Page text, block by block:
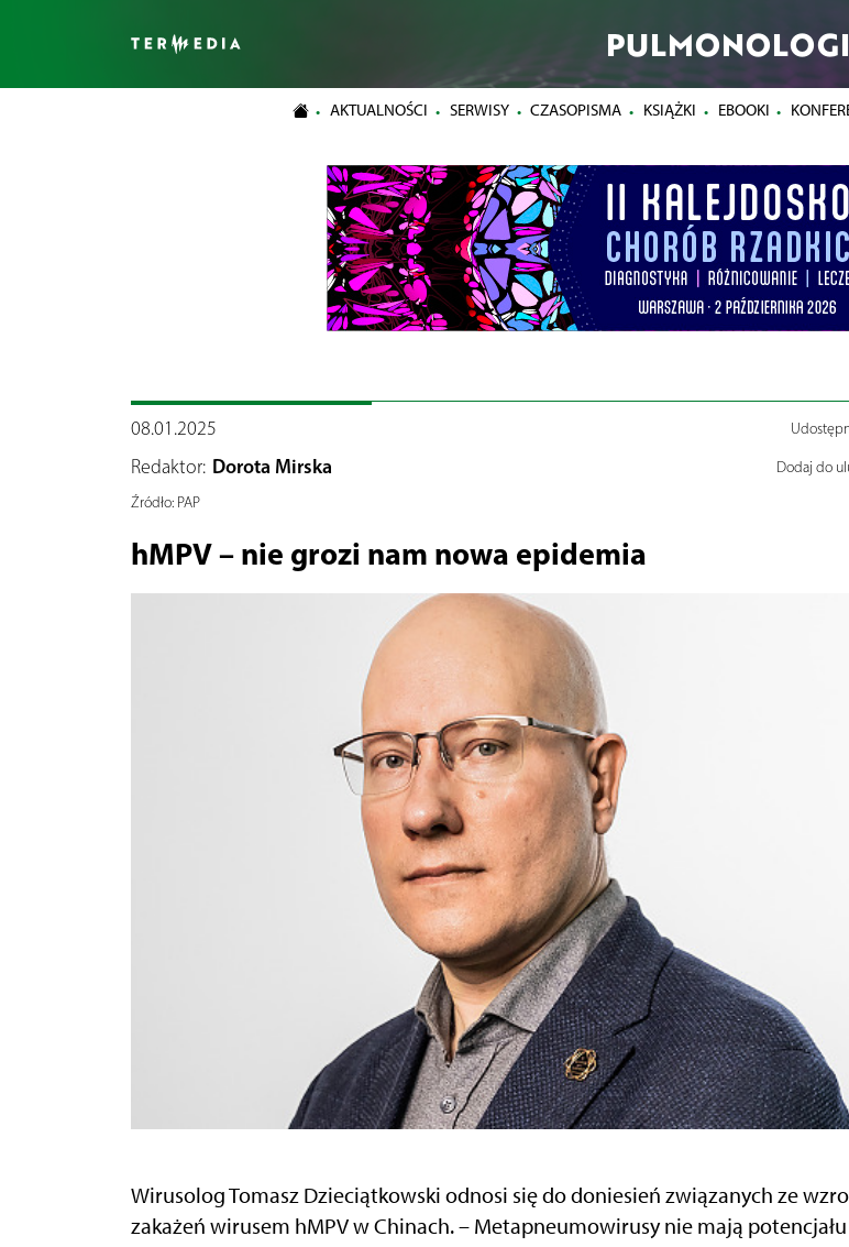
AKTUALNOŚCI SERWISY CZASOPISMA KSIĄŻKI EBOOKI
08.01.2025
Redaktor: Dorota Mirska
Dodaj do
Źródło:PAP
hMPV – nie grozi nam nowa epidemia
Wirusolog Tomasz Dzieciątkowski odnosi się do doniesień związanych ze
zakażeń wirusem hMPV w Chinach. – Metapneumowirusy nie mają potencjału